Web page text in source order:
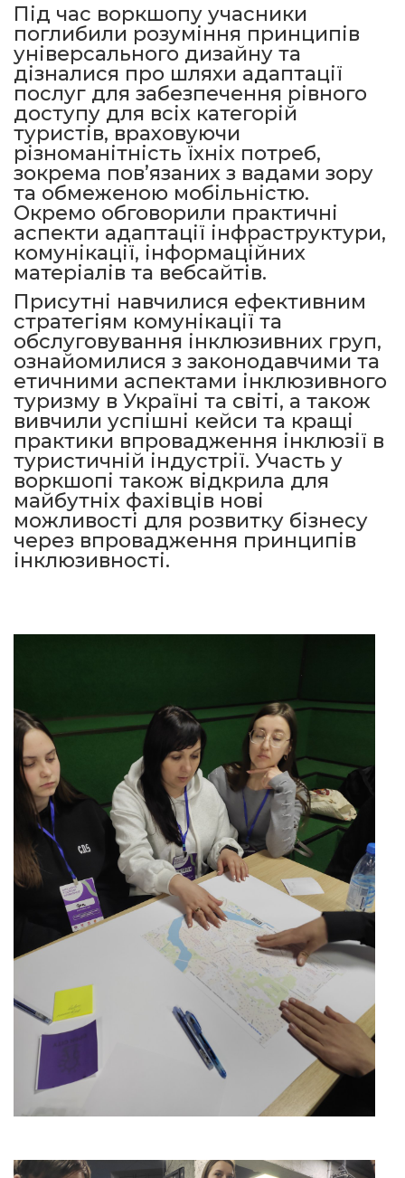
Під час воркшопу учасники
поглибили розуміння принципів
універсального дизайну та
дізналися про шляхи адаптації
послуг для забезпечення рівного
доступу для всіх категорій
туристів, враховуючи
різноманітність їхніх потреб,
зокрема пов’язаних з вадами зору
та обмеженою мобільністю.
Окремо обговорили практичні
аспекти адаптації інфраструктури,
комунікації, інформаційних
матеріалів та вебсайтів.
Присутні навчилися ефективним
стратегіям комунікації та
обслуговування інклюзивних груп,
ознайомилися з законодавчими та
етичними аспектами інклюзивного
туризму в Україні та світі, а також
вивчили успішні кейси та кращі
практики впровадження інклюзії в
туристичній індустрії. Участь у
воркшопі також відкрила для
майбутніх фахівців нові
можливості для розвитку бізнесу
через впровадження принципів
інклюзивності.